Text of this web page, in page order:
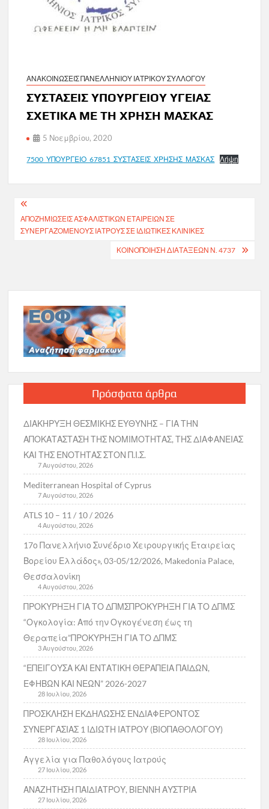
ΑΝΑΚΟΙΝΩΣΕΙΣ ΠΑΝΕΛΛΗΝΙΟΥ ΙΑΤΡΙΚΟΥ ΣΥΛΛΟΓΟΥ
ΣΥΣΤΑΣΕΙΣ ΥΠΟΥΡΓΕΙΟΥ ΥΓΕΙΑΣ
ΣΧΕΤΙΚΑ ΜΕ ΤΗ ΧΡΗΣΗ ΜΑΣΚΑΣ
5 Νοεμβρίου, 2020
7500_ΥΠΟΥΡΓΕΙΟ_67851_ΣΥΣΤΑΣΕΙΣ_ΧΡΗΣΗΣ_ΜΑΣΚΑΣ Λήψη
Πλοήγηση
άρθρων
ΑΠΟΖΗΜΙΩΣΕΙΣ ΑΣΦΑΛΙΣΤΙΚΩΝ ΕΤΑΙΡΕΙΩΝ ΣΕ
ΣΥΝΕΡΓΑΖΟΜΕΝΟΥΣ ΙΑΤΡΟΥΣ ΣΕ ΙΔΙΩΤΙΚΕΣ ΚΛΙΝΙΚΕΣ
ΚΟΙΝΟΠΟΙΗΣΗ ΔΙΑΤΑΞΕΩΝ Ν. 4737
Πρόσφατα άρθρα
ΔΙΑΚΗΡΥΞΗ ΘΕΣΜΙΚΗΣ ΕΥΘΥΝΗΣ – ΓΙΑ ΤΗΝ
ΑΠΟΚΑΤΑΣΤΑΣΗ ΤΗΣ ΝΟΜΙΜΟΤΗΤΑΣ, ΤΗΣ ΔΙΑΦΑΝΕΙΑΣ
ΚΑΙ ΤΗΣ ΕΝΟΤΗΤΑΣ ΣΤΟΝ Π.Ι.Σ.
7 Αυγούστου, 2026
Mediterranean Hospital of Cyprus
7 Αυγούστου, 2026
ATLS 10 – 11 / 10 / 2026
4 Αυγούστου, 2026
17ο Πανελλήνιο Συνέδριο Χειρουργικής Εταιρείας
Βορείου Ελλάδος», 03-05/12/2026, Makedonia Palace,
Θεσσαλονίκη
4 Αυγούστου, 2026
ΠΡΟΚΥΡΗΞΗ ΓΙΑ ΤΟ ΔΠΜΣΠΡΟΚΥΡΗΞΗ ΓΙΑ ΤΟ ΔΠΜΣ
“Ογκολογία: Από την Ογκογένεση έως τη
Θεραπεία”ΠΡΟΚΥΡΗΞΗ ΓΙΑ ΤΟ ΔΠΜΣ
3 Αυγούστου, 2026
“ΕΠΕΙΓΟΥΣΑ ΚΑΙ ΕΝΤΑΤΙΚΗ ΘΕΡΑΠΕΙΑ ΠΑΙΔΩΝ,
ΕΦΗΒΩΝ ΚΑΙ ΝΕΩΝ” 2026-2027
28 Ιουλίου, 2026
ΠΡΟΣΚΛΗΣΗ ΕΚΔΗΛΩΣΗΣ ΕΝΔΙΑΦΕΡΟΝΤΟΣ
ΣΥΝΕΡΓΑΣΙΑΣ 1 ΙΔΙΩΤΗ ΙΑΤΡΟΥ (ΒΙΟΠΑΘΟΛΟΓΟΥ)
28 Ιουλίου, 2026
Αγγελία για Παθολόγους Ιατρούς
27 Ιουλίου, 2026
ΑΝΑΖΗΤΗΣΗ ΠΑΙΔΙΑΤΡΟΥ, ΒΙΕΝΝΗ ΑΥΣΤΡΙΑ
27 Ιουλίου, 2026